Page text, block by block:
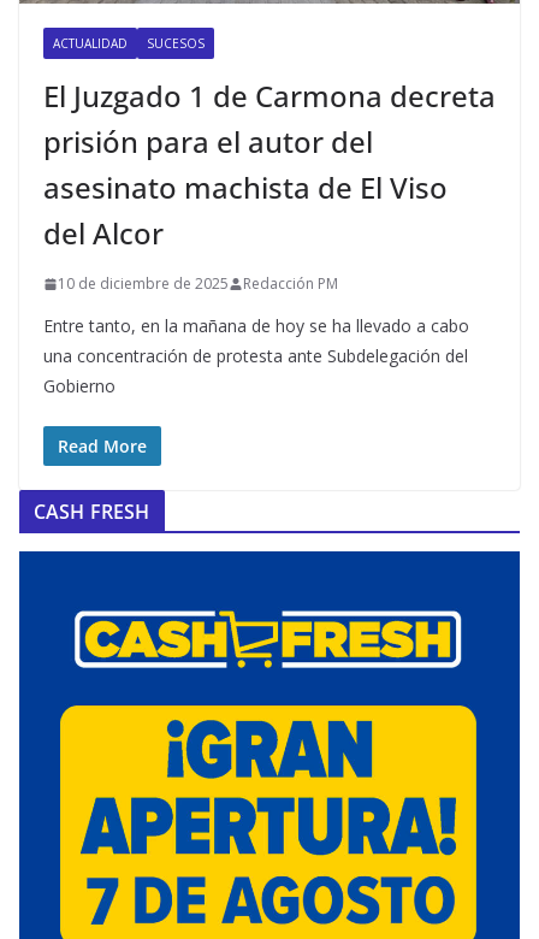
ACTUALIDAD SUCESOS
El Juzgado 1 de Carmona decreta
prisión para el autor del
asesinato machista de El Viso
del Alcor
10 de diciembre de 2025 Redacción PM
Entre tanto, en la mañana de hoy se ha llevado a cabo
una concentración de protesta ante Subdelegación del
Gobierno
Read More
CASH FRESH